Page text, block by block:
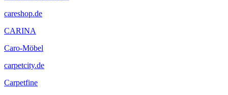
careshop.de
CARINA
Caro-Möbel
carpetcity.de
Carpetfine